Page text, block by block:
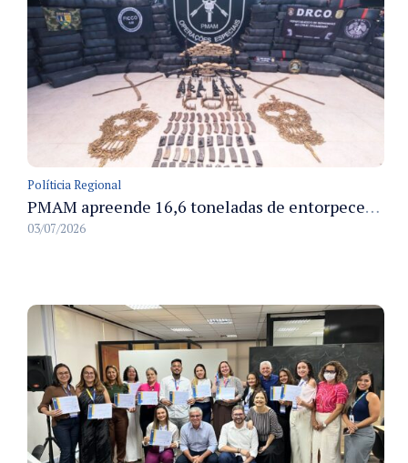
Políticia Regional
PMAM apreende 16,6 toneladas de entorpecentes e registra aumento nas prisões em flagrante e nas capturas de foragidos no primeiro semestre de 2026
03/07/2026